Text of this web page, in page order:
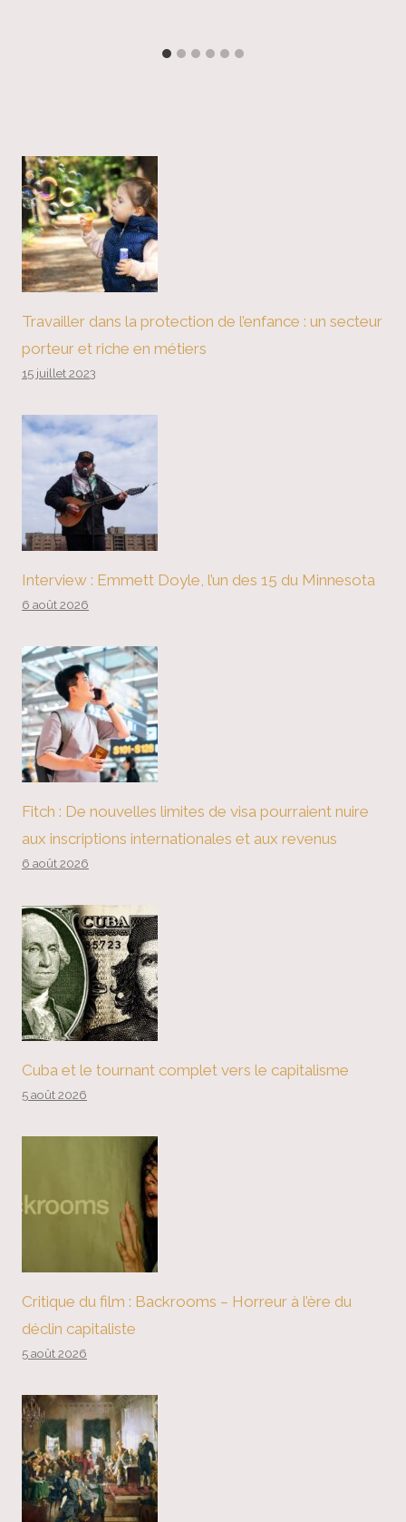
Travailler dans la protection de l’enfance : un secteur
porteur et riche en métiers
15 juillet 2023
Interview : Emmett Doyle, l’un des 15 du Minnesota
6 août 2026
Fitch : De nouvelles limites de visa pourraient nuire
aux inscriptions internationales et aux revenus
6 août 2026
Cuba et le tournant complet vers le capitalisme
5 août 2026
Critique du film : Backrooms – Horreur à l’ère du
déclin capitaliste
5 août 2026